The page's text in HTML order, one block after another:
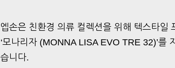
엡손은 친환경 의류 컬렉션을 위해 텍스타일
‘모나리자 (MONNA LISA EVO TRE 32)’를
습니다.